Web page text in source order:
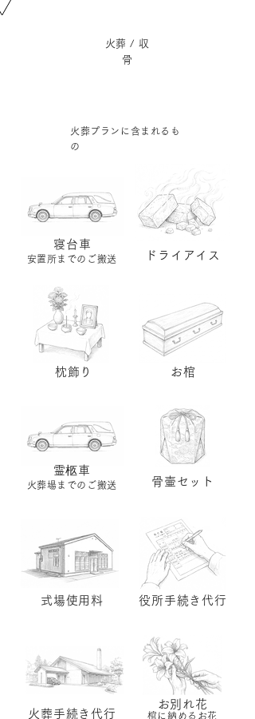
​火葬 / 収
骨
火葬​プランに含まれるも
の
寝台車
​安置所までのご搬送 ドライアイス
枕飾り お​棺
​霊柩車
​火葬場までのご搬送 骨壷セット
式場使用料 役所手続き代行
火葬手続き代行
​お別れ花
棺に納めるお花